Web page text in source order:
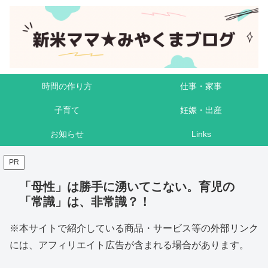
時間の作り方 仕事・家事
子育て 妊娠・出産
お知らせ Links
PR
「母性」は勝手に湧いてこない。育児の
「常識」は、非常識？！
※本サイトで紹介している商品・サービス等の外部リンク
には、アフィリエイト広告が含まれる場合があります。